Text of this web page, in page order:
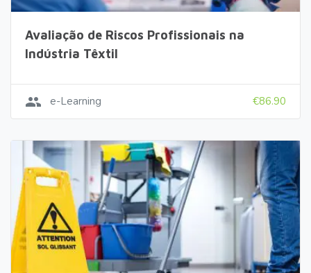
Avaliação de Riscos Profissionais na
Indústria Têxtil
group e-Learning €86.90